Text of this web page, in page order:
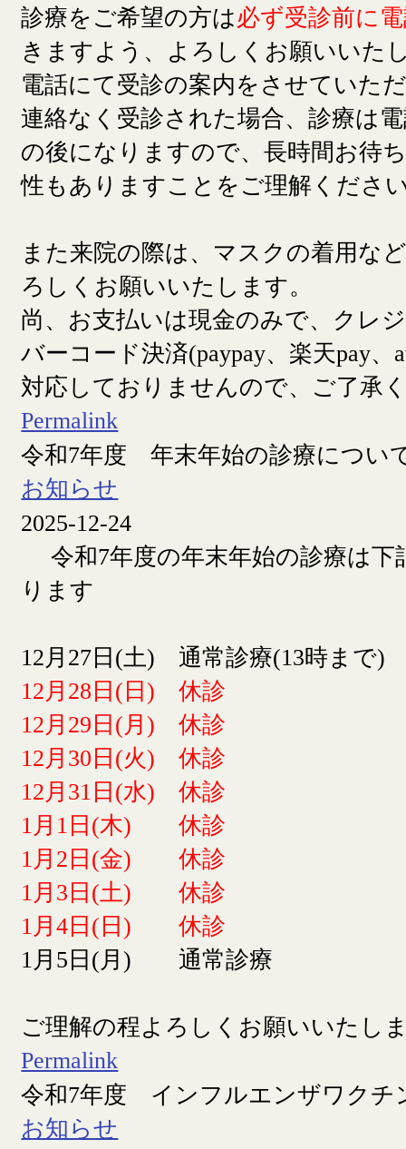
診療をご希望の方は必ず受診前に
きますよう、よろしくお願いいた
電話にて受診の案内をさせていた
連絡なく受診された場合、診療は
の後になりますので、長時間お待
性もありますことをご理解くださ
また来院の際は、マスクの着用な
ろしくお願いいたします。
尚、お支払いは現金のみで、クレ
バーコード決済(paypay、楽天pay、
対応しておりませんので、ご了承
Permalink
令和7年度 年末年始の診療につい
お知らせ
2025-12-24
令和7年度の年末年始の診療は下
ります
12月27日(土) 通常診療(13時まで)
12月28日(日) 休診
12月29日(月) 休診
12月30日(火) 休診
12月31日(水) 休診
1月1日(木) 休診
1月2日(金) 休診
1月3日(土) 休診
1月4日(日) 休診
1月5日(月) 通常診療
ご理解の程よろしくお願いいたし
Permalink
令和7年度 インフルエンザワクチ
お知らせ